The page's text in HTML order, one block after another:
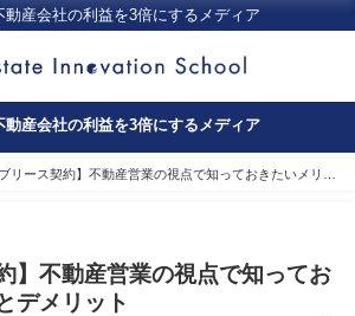
動産会社の利益を3倍にするメディア
動産会社の利益を3倍にするメディア
ブリース契約】不動産営業の視点で知っておきたいメリッ
】不動産営業の視点で知ってお
デメリット